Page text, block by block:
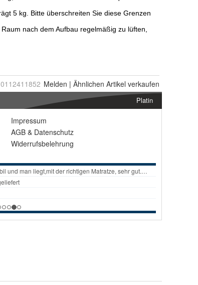
0112411852 Melden | Ähnlichen Artikel verkaufen
Platin
Impressum
AGB & Datenschutz
Widerrufsbelehrung